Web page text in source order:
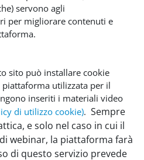
servono agli
per migliorare contenuti e
sito può installare cookie
utilizzata per il
inseriti i materiali video
di utilizzo cookie). Sempre
e solo nel caso in cui il
webinar, la piattaforma farà
di questo servizio prevede